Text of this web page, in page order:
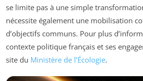
se limite pas à une simple
nécessite également une mobilisation
d’objectifs communs. Pour plus
contexte politique français et ses
site du Ministère de l’Écologie.